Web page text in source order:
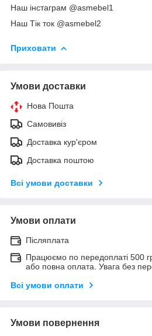
Наш інстаграм @asmebel1
Наш Тік ток @asmebel2
Приховати
Умови доставки
Нова Пошта
Самовивіз
Доставка кур'єром
Доставка поштою
Всі умови доставки
Умови оплати
Післяплата
Працюємо по передоплаті 500
або повна оплата. Увага без
Всі умови оплати
Умови повернення